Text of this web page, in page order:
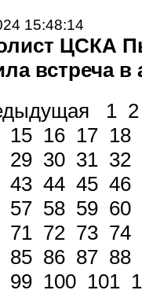
15:48:14
ЦСКА
встреча в
1 2
15 16 17 18
29 30 31 32
43 44 45 46
57 58 59 60
71 72 73 74
85 86 87 88
99 100 101